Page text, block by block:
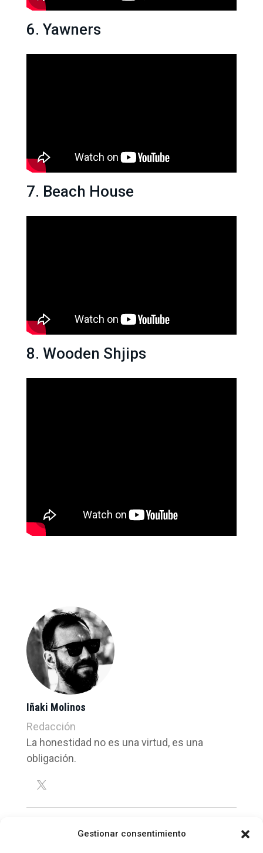
Gestionar consentimiento
6. Yawners
7. Beach House
8. Wooden Shjips
Iñaki Molinos
Redacción
La honestidad no es una virtud, es una
obligación.